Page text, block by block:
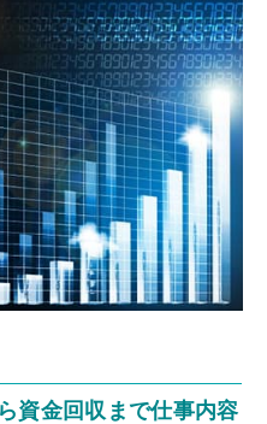
資金回収まで仕事内容